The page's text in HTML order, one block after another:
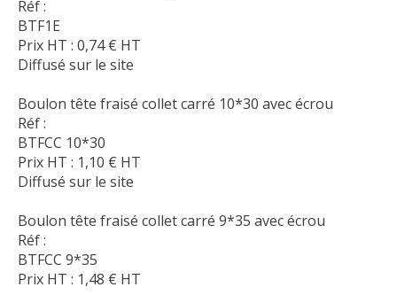
Réf :
BTF1E
Prix HT : 0,74€ HT
Diffusé sur le site
Boulon tête fraisé collet carré 10*30 avec écrou
Réf :
BTFCC 10*30
Prix HT : 1,10 € HT
Diffusé sur le site
Boulon tête fraisé collet carré 9*35 avec écrou
Réf :
BTFCC 9*35
Prix HT : 1,48 € HT